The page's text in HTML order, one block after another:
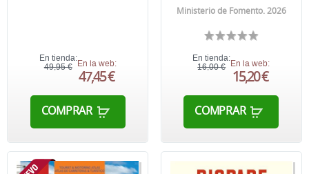
En tienda:
49,95 € En la web:
47,45 €
COMPRAR
Ministerio de Fomento. 2026
En tienda:
16,00 €
En la web:
15,20 €
COMPRAR